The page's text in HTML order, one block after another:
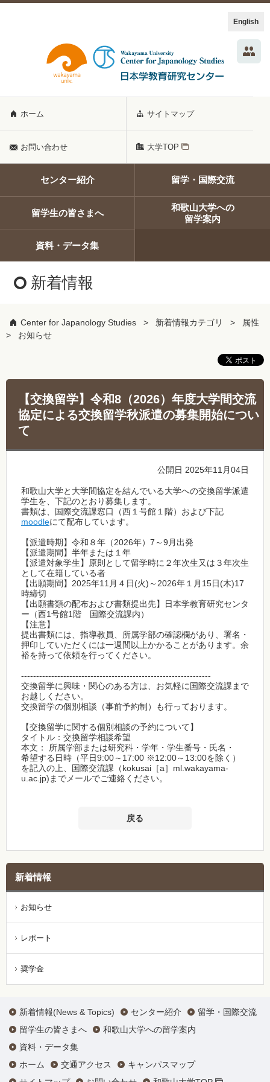
English
ホーム サイトマップ
お問い合わせ 大学TOP
センター紹介 留学・国際交流
留学生の皆さまへ
和歌山大学への
留学案内
資料・データ集
新着情報
Center for Japanology Studies 新着情報カテゴリ
属性
お知らせ
【交換留学】令和8（2026）年度大学間交流
協定による交換留学秋派遣の募集開始につい
て
公開日 2025年11月04日
和歌山大学と大学間協定を結んでいる大学への交換留学派遣
学生を、下記のとおり募集します。
書類は、国際交流課窓口（西１号館１階）および下記
moodleにて配布しています。
【派遣時期】令和８年（2026年）7～9月出発
【派遣期間】半年または１年
【派遣対象学生】原則として留学時に２年次生又は３年次生
として在籍している者
【出願期間】2025年11月４日(火)～2026年１月15日(木)17
時締切
【出願書類の配布および書類提出先】日本学教育研究センタ
ー（西1号館1階 国際交流課内）
【注意】
提出書類には、指導教員、所属学部の確認欄があり、署名・
押印していただくには一週間以上かかることがあります。余
裕を持って依頼を行ってください。
---------------------------------------------------------------
交換留学に興味・関心のある方は、お気軽に国際交流課まで
お越しください。
交換留学の個別相談（事前予約制）も行っております。
【交換留学に関する個別相談の予約について】
タイトル：交換留学相談希望
本文： 所属学部または研究科・学年・学生番号・氏名・
希望する日時（平日9:00～17:00 ※12:00～13:00を除く）
を記入の上、国際交流課（kokusai［a］ml.wakayama-
u.ac.jp)までメールでご連絡ください。
戻る
新着情報
お知らせ
レポート
奨学金
新着情報(News & Topics) センター紹介
留学・国際交流
留学生の皆さまへ
和歌山大学への留学案内
資料・データ集
ホーム
交通アクセス
キャンパスマップ